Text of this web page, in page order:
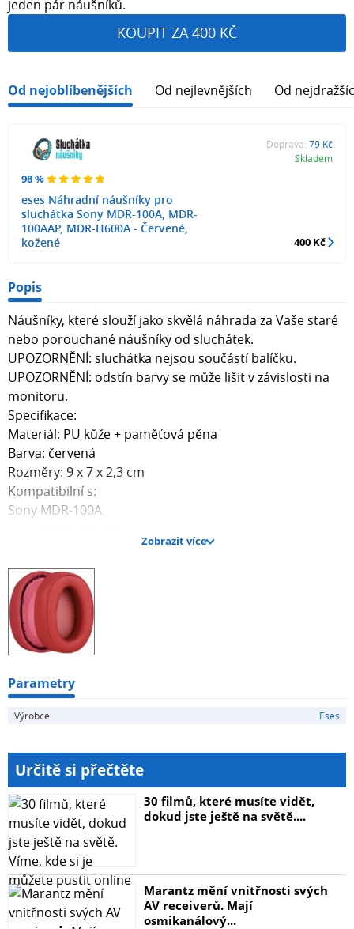
jeden pár náušníků.
KOUPIT ZA 400 KČ
Od nejoblíbenějších Od nejlevnějších Od
98 %
eses Náhradní náušníky pro
sluchátka Sony MDR-100A, MDR-
100AAP, MDR-H600A - Červené,
kožené
Doprava: 79 Kč
Skladem
400 Kč
Popis
Náušníky, které slouží jako skvělá náhrada za Vaše staré
nebo porouchané náušníky od sluchátek.
UPOZORNĚNÍ: sluchátka nejsou součástí balíčku.
UPOZORNĚNÍ: odstín barvy se může lišit v závislosti na
monitoru.
Specifikace:
Materiál: PU kůže + paměťová pěna
Barva: červená
Rozměry: 9 x 7 x 2,3 cm
Kompatibilní s:
Sony MDR-100A
Balíček obsahuje jeden pár náušníků.
Zobrazit více
Parametry
Výrobce Eses
Určitě si přečtěte
30 filmů, které musíte vidět,
dokud jste ještě na světě....
Marantz mění vnitřnosti svých
AV receiverů. Mají
osmikanálový...